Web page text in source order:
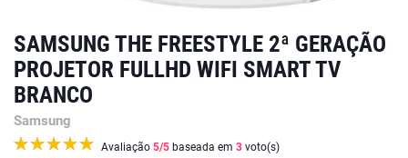
SAMSUNG THE FREESTYLE 2ª GERAÇÃO
PROJETOR FULLHD WIFI SMART TV
BRANCO
Samsung
Avaliação 5/5 baseada em 3 voto(s)